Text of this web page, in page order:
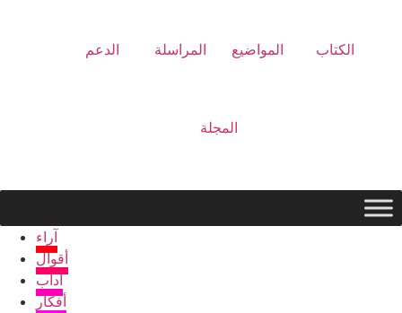
الدعم المراسلة المواضيع الكتاب
المجلة
آراء
أقوال
آداب
أفكار